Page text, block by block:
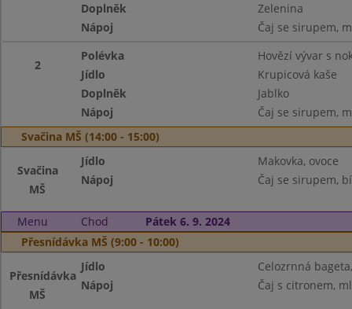
Doplněk
Zelenina
Nápoj
Čaj se sirupem,
2
Polévka
Hovězí vývar s
Jídlo
Krupicová kaše
Doplněk
Jablko
Nápoj
Čaj se sirupem,
Svačina MŠ (14:00 - 15:00)
Svačina
MŠ
Jídlo
Makovka, ovoce
Nápoj
Čaj se sirupem,
Menu Chod
Pátek 6. 9. 2024
Přesnídávka MŠ (9:00 - 10:00)
Přesnídávka
MŠ
Jídlo
Celozrnná
Nápoj
Čaj s citronem,